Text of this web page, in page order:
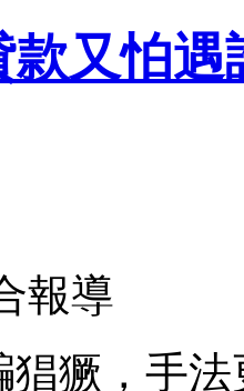
又怕
報導
猖獗，手